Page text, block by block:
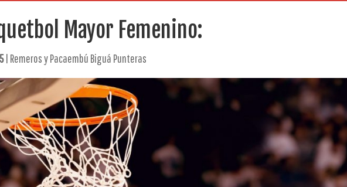
Mayor Femenino:
| Remeros y Pacaembú Biguá Punteras